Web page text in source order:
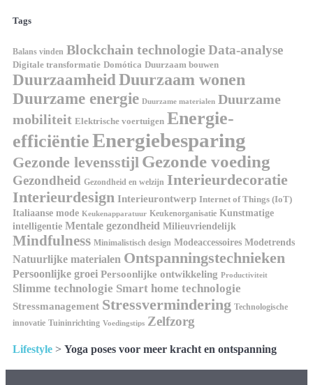
Tags
Balans vinden Blockchain technologieData-analyse
Digitale transformatie Domótica Duurzaam bouwen
DuurzaamheidDuurzaam wonen
Duurzame energie Duurzame materialen Duurzame
mobiliteit Elektrische voertuigen Energie-
efficiëntieEnergiebesparing
Gezonde levensstijl Gezonde voeding
Gezondheid Gezondheid en welzijn Interieurdecoratie
Interieurdesign Interieurontwerp Internet of Things (IoT)
Italiaanse mode Keukenapparatuur Keukenorganisatie Kunstmatige
intelligentie Mentale gezondheid Milieuvriendelijk
Mindfulness Minimalistisch design Modeaccessoires Modetrends
Natuurlijke materialen Ontspanningstechnieken
Persoonlijke groei Persoonlijke ontwikkeling Productiviteit
Slimme technologie Smart home technologie
Stressmanagement Stressvermindering Technologische
innovatie Tuininrichting Voedingstips Zelfzorg
Lifestyle > Yoga poses voor meer kracht en ontspanning